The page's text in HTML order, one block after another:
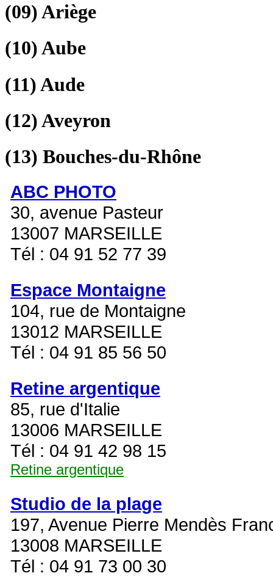
(09)Ariège
(10)Aube
(11)Aude
(12)Aveyron
(13) Bouches-du-Rhône
ABC PHOTO
30, avenue Pasteur
13007 MARSEILLE
Tél : 04 91 52 77 39
Espace Montaigne
104, rue de Montaigne
13012 MARSEILLE
Tél : 04 91 85 56 50
Retine argentique
85, rue d'Italie
13006 MARSEILLE
Tél : 04 91 42 98 15
Retine argentique
Studio de la plage
197, Avenue Pierre Mendès
13008 MARSEILLE
Tél : 04 91 73 00 30